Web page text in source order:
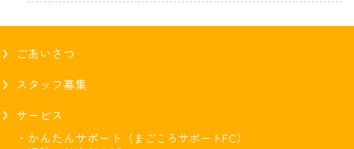
ごあいさつ
サービス
・かんたんサポート （まごころサポートFC）
スタッフ募集